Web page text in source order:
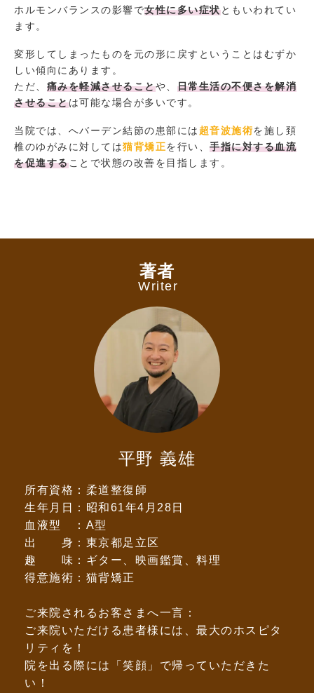
ホルモンバランスの影響で女性に多い症状ともいわれてい
ます。
変形してしまったものを元の形に戻すということはむずか
しい傾向にあります。
ただ、 痛みを軽減させることや、 日常生活の不便さを解消
させることは可能な場合が多いです。
当院では、へバーデン結節の患部には 超音波施術を施し頚
椎のゆがみに対しては猫背矯正を行い、 手指に対する血流
を促進することで状態の改善を目指します。
著者
Writer
平野 義雄
所有資格：柔道整復師
生年月日：昭和61年4月28日
血液型 ：A型
出 身：東京都足立区
趣 味：ギター、映画鑑賞、料理
得意施術：猫背矯正
ご来院されるお客さまへ一言：
ご来院いただける患者様には、最大のホスピタ
リティを！
院を出る際には「笑顔」で帰っていただきた
い！